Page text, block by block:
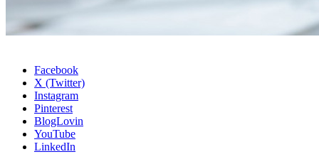
Facebook
X (Twitter)
Instagram
Pinterest
BlogLovin
YouTube
LinkedIn